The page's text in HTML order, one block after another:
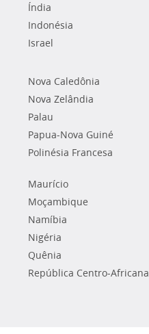
Índia
Indonésia
Israel
Nova Caledônia
Nova Zelândia
Palau
Papua-Nova Guiné
Polinésia Francesa
Maurício
Moçambique
Namíbia
Nigéria
Quênia
República Centro-Africana